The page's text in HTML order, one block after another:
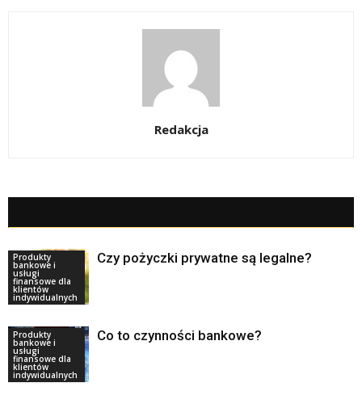
Redakcja
Produkty
bankowe i
usługi
finansowe dla
klientów
indywidualnych
Czy pożyczki prywatne są legalne?
Produkty
bankowe i
usługi
finansowe dla
klientów
indywidualnych
Co to czynności bankowe?